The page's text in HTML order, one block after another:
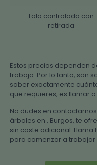
Tala controlada con
retirada
Estos precios dependen
trabajo. Por lo tanto, son
saber exactamente
que requieres, es llamar
No dudes en
árboles en , Burgos, te
sin coste adicional.
para comenzar a trabajar